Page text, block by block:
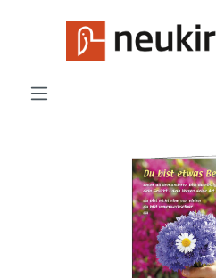
Zum Hauptinhalt springen
Bildergalerie überspringen